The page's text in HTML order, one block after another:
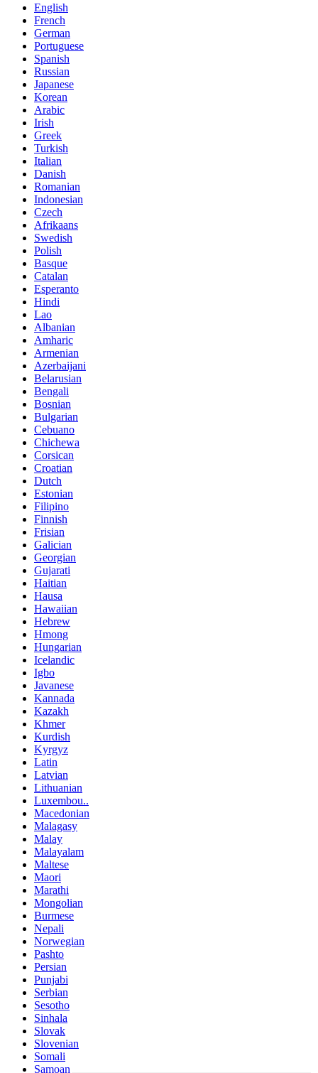
English
French
German
Portuguese
Spanish
Russian
Japanese
Korean
Arabic
Irish
Greek
Turkish
Italian
Danish
Romanian
Indonesian
Czech
Afrikaans
Swedish
Polish
Basque
Catalan
Esperanto
Hindi
Lao
Albanian
Amharic
Armenian
Azerbaijani
Belarusian
Bengali
Bosnian
Bulgarian
Cebuano
Chichewa
Corsican
Croatian
Dutch
Estonian
Filipino
Finnish
Frisian
Galician
Georgian
Gujarati
Haitian
Hausa
Hawaiian
Hebrew
Hmong
Hungarian
Icelandic
Igbo
Javanese
Kannada
Kazakh
Khmer
Kurdish
Kyrgyz
Latin
Latvian
Lithuanian
Luxembou..
Macedonian
Malagasy
Malay
Malayalam
Maltese
Maori
Marathi
Mongolian
Burmese
Nepali
Norwegian
Pashto
Persian
Punjabi
Serbian
Sesotho
Sinhala
Slovak
Slovenian
Somali
Samoan